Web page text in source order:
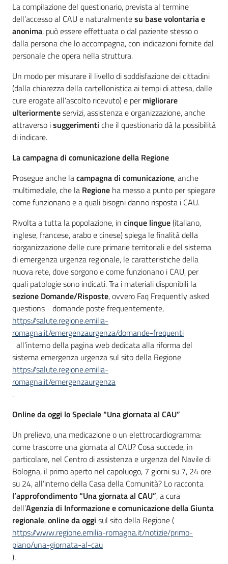
La compilazione del questionario, prevista al termine
dell’accesso al CAU e naturalmentesu base volontaria e
anonima, può essere effettuata o dal paziente stesso o
dalla persona che lo accompagna, con indicazioni fornite dal
personale che opera nella struttura.
Un modo per misurare il livello di soddisfazione dei cittadini
(dalla chiarezza della cartellonistica ai tempi di attesa, dalle
cure erogate all’ascolto ricevuto) e permigliorare
ulteriormenteservizi, assistenza e organizzazione, anche
attraverso isuggerimenti che il questionario dà la possibilità
di indicare.
La campagna di comunicazione della Regione
Prosegue anche lacampagna di comunicazione, anche
multimediale, che la Regione ha messo a punto per spiegare
come funzionano e a quali bisogni danno risposta i CAU.
Rivolta a tutta la popolazione, in cinque lingue(italiano,
inglese, francese, arabo e cinese) spiega le finalità della
riorganizzazione delle cure primarie territoriali e del sistema
di emergenza urgenza regionale, le caratteristiche della
nuova rete, dove sorgono e come funzionano i CAU, per
quali patologie sono indicati. Tra i materiali disponibili la
sezione Domande/Risposte, ovvero Faq Frequently asked
questions - domande poste frequentemente,
https://salute.regione.emilia-
romagna.it/emergenzaurgenza/domande-frequenti
all’interno della pagina web dedicata alla riforma del
sistema emergenza urgenza sul sito della Regione
https://salute.regione.emilia-
romagna.it/emergenzaurgenza
.
Online da oggi lo Speciale “Una giornata al CAU”
Un prelievo, una medicazione o un elettrocardiogramma:
come trascorre una giornata al CAU? Cosa succede, in
particolare, nel Centro di assistenza e urgenza del Navile di
Bologna, il primo aperto nel capoluogo, 7 giorni su 7, 24 ore
su 24, all’interno della Casa della Comunità? Lo racconta
l’approfondimento “Una giornata al CAU”, a cura
dell’Agenzia di Informazione e comunicazione della Giunta
regionale,online da oggi sul sito della Regione (
https://www.regione.emilia-romagna.it/notizie/primo-
piano/una-giornata-al-cau
).